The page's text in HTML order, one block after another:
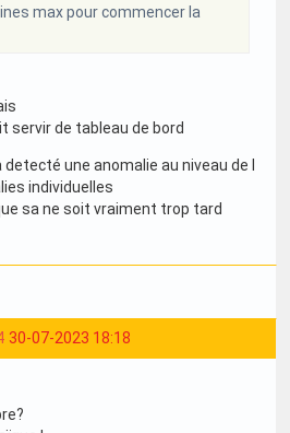
max pour commencer la
servir de tableau de bord
une anomalie au niveau de l
individuelles
sa ne soit vraiment trop tard
30-07-2023 18:18